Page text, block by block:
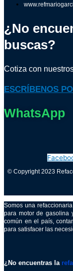
¿No
buscas?
Cotiza con
ESCRÍBENOS
WhatsApp
© Copyright 2023
Somos una
para motor de gasolina
común en el país,
para satisfacer las
¿No encuentras la